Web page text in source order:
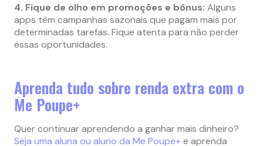
4. Fique de olho em promoções e bônus: Alguns
apps têm campanhas sazonais que pagam mais por
determinadas tarefas. Fique atenta para não perder
essas oportunidades.
Aprenda tudo sobre renda extra com o
Me Poupe+
Quer continuar aprendendo a ganhar mais dinheiro?
Seja uma aluna ou aluno da Me Poupe+ e aprenda